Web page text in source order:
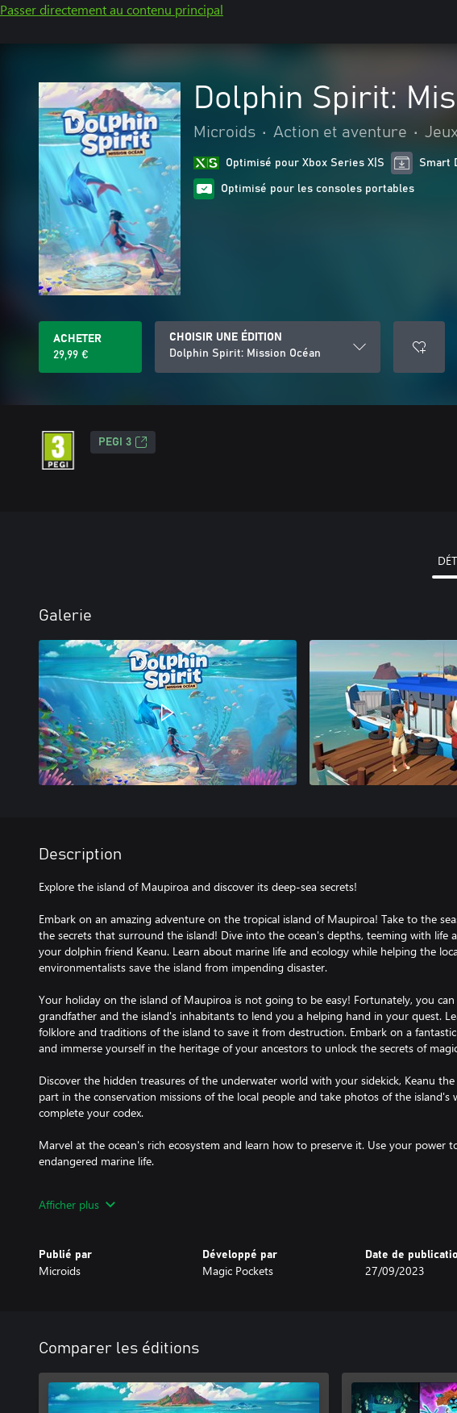
Passer directement au contenu principal
Dolphin Spirit:
Microids • Action et aventure •
Optimisé pour Xbox Series X|S Smart
Optimisé pour les consoles portables
ACHETER
29,99 €
CHOISIR UNE ÉDITION
Dolphin Spirit: Mission Océan
PEGI 3
Galerie
Description
Explore the island of Maupiroa and discover its deep-sea secrets!
Embark on an amazing adventure on the tropical island of Maupiroa! Take to the
the secrets that surround the island! Dive into the ocean's depths, teeming with life
your dolphin friend Keanu. Learn about marine life and ecology while helping the
environmentalists save the island from impending disaster.
Your holiday on the island of Maupiroa is not going to be easy! Fortunately, you
grandfather and the island's inhabitants to lend you a helping hand in your quest.
folklore and traditions of the island to save it from destruction. Embark on a
and immerse yourself in the heritage of your ancestors to unlock the secrets of
Discover the hidden treasures of the underwater world with your sidekick, Keanu
part in the conservation missions of the local people and take photos of the island's
complete your codex.
Marvel at the ocean's rich ecosystem and learn how to preserve it. Use your power
endangered marine life.
Afficher plus
Publié par
Microids
Développé par
Magic Pockets
Date de
27/09/2023
Comparer les éditions